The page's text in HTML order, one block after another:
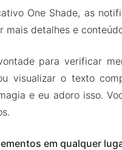
One Shade, as
mais detalhes e
para verificar
visualizar o texto
e eu adoro isso.
em qualquer